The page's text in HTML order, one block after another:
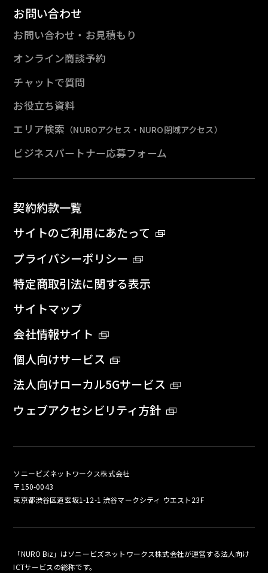
お問い合わせ
お問い合わせ・お見積もり
オンライン商談予約
チャットで質問
お役立ち資料
エリア検索 （NUROアクセス・NURO閉域アクセス）
ビジネスパートナー応募フォーム
契約約款一覧
サイトのご利用にあたって
プライバシーポリシー
特定商取引法に関する表示
サイトマップ
会社情報サイト
個人向けサービス
法人向けローカル5Gサービス
ウェブアクセシビリティ方針
ソニービズネットワークス株式会社
〒150-0043
東京都渋谷区道玄坂1-12-1 渋谷マークシティ ウエスト23F
「NURO Biz」はソニービズネットワークス株式会社が運営する法人向け
ICTサービスの総称です。